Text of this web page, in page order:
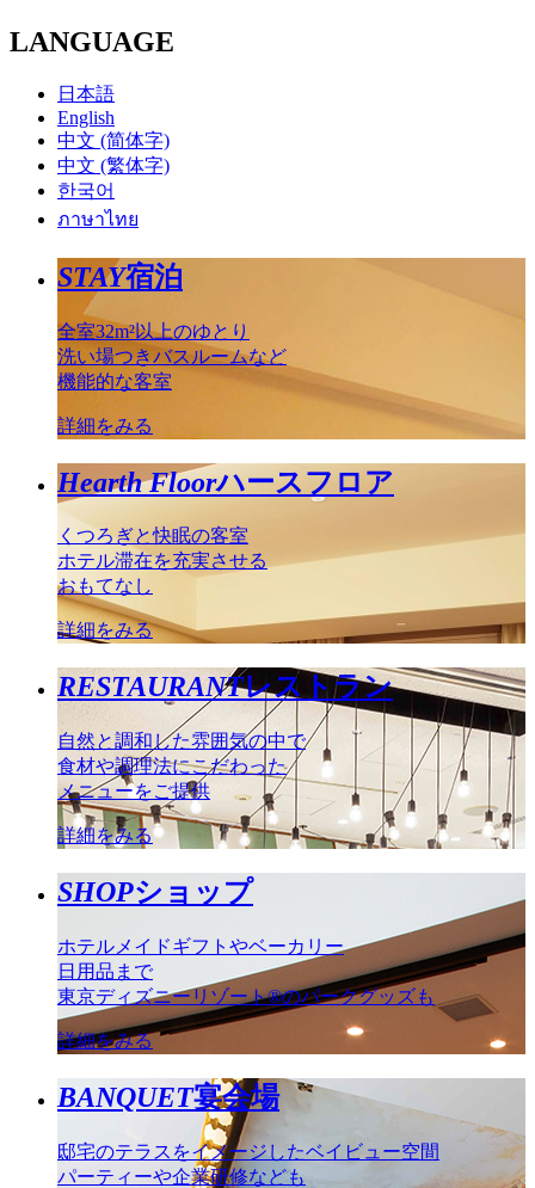
LANGUAGE
日本語
English
中文 (简体字)
中文 (繁体字)
한국어
ภาษาไทย
STAY宿泊
全室32m²以上のゆとり
洗い場つきバスルームなど
機能的な客室
詳細をみる
Hearth Floorハースフロア
くつろぎと快眠の客室
ホテル滞在を充実させる
おもてなし
詳細をみる
RESTAURANTレストラン
自然と調和した雰囲気の中で
食材や調理法にこだわった
メニューをご提供
詳細をみる
SHOPショップ
ホテルメイドギフトやベーカリー
日用品まで
東京ディズニーリゾート®のパークグッズも
詳細をみる
BANQUET宴会場
邸宅のテラスをイメージしたベイビュー空間
パーティーや企業研修なども